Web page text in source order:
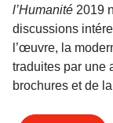
l’Humanité 2019
discussions
l’œuvre, la
traduites par une
brochures et de